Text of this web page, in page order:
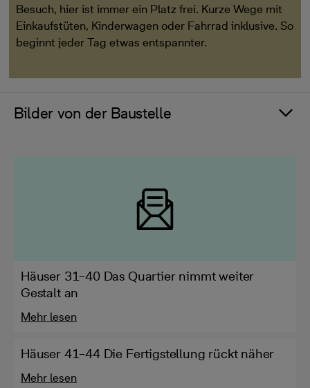
Besuch, hier ist immer ein Platz frei. Kurze Wege mit
Einkaufstüten, Kinderwagen oder Fahrrad inklusive. So
beginnt jeder Tag etwas entspannter.
Bilder von der Baustelle
Häuser 31–40 Das Quartier nimmt weiter
Gestalt an
Mehr lesen
Häuser 41–44 Die Fertigstellung rückt näher
Mehr lesen